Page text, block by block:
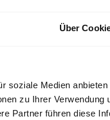
Über
soziale Medien
zu Ihrer Verwendung
Partner führen diese